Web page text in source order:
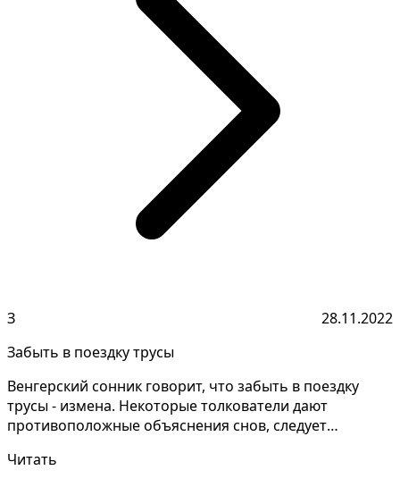
З
28.11.2022
Забыть в поездку трусы
Венгерский сонник говорит, что забыть в поездку
трусы - измена. Некоторые толкователи дают
противоположные объяснения снов, следует
Читать